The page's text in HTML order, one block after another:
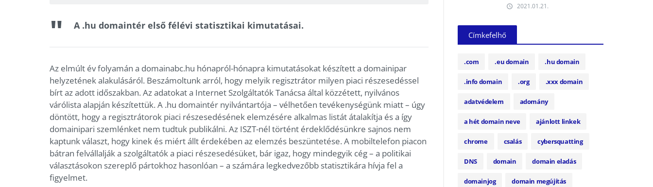
A .hu domaintér első félévi statisztikai kimutatásai.
Az elmúlt év folyamán a domainabc.hu hónapról-hónapra kimutatásokat készített a domainipar
helyzetének alakulásáról. Beszámoltunk arról, hogy melyik regisztrátor milyen piaci részesedéssel
bírt az adott időszakban. Az adatokat a Internet Szolgáltatók Tanácsa által közzétett, nyilvános
várólista alapján készítettük. A .hu domaintér nyilvántartója – vélhetően tevékenységünk miatt – úgy
döntött, hogy a regisztrátorok piaci részesedésének elemzésére alkalmas listát átalakítja és a így
domainipari szemlénket nem tudtuk publikálni. Az ISZT-nél történt érdeklődésünkre sajnos nem
kaptunk választ, hogy kinek és miért állt érdekében az elemzés beszüntetése. A mobiltelefon piacon
bátran felvállalják a szolgáltatók a piaci részesedésüket, bár igaz, hogy mindegyik cég – a politikai
választásokon szereplő pártokhoz hasonlóan – a számára legkedvezőbb statisztikára hívja fel a
figyelmet.
access_time 2021.01.21.
Címkefelhő
.com .eu domain .hu domain
.info domain .org .xxx domain
adatvédelem adomány
a hét domain neve ajánlott linkek
chrome csalás cybersquatting
DNS domain domain eladás
domainjog domain megújítás